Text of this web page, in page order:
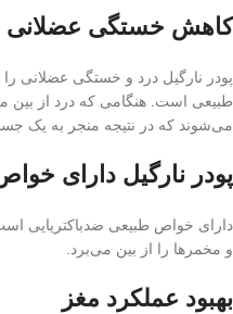
کاهش خستگی عضلانی
پودر نارگیل درد و خستگی عضلانی
طبیعی است. هنگامی که درد از بین
می‌شوند که در نتیجه منجر به یک
پودر نارگیل دارای
دارای خواص طبیعی ضدباکتریایی
و مخمرها را از بین می‌برد.
بهبود عملکرد مغز